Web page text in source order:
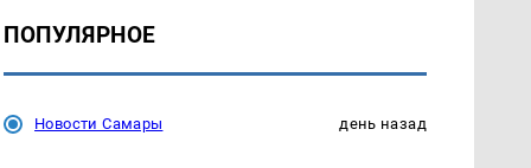
ПОПУЛЯРНОЕ
Новости Самары день назад